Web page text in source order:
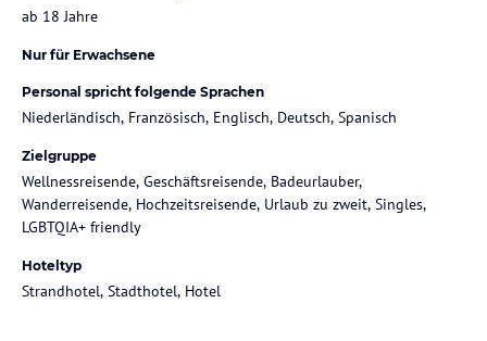
ab 18 Jahre
Nur für Erwachsene
Personal spricht folgende Sprachen
Niederländisch, Französisch, Englisch, Deutsch, Spanisch
Zielgruppe
Wellnessreisende, Geschäftsreisende, Badeurlauber,
Wanderreisende, Hochzeitsreisende, Urlaub zu zweit, Singles,
LGBTQIA+ friendly
Hoteltyp
Strandhotel, Stadthotel, Hotel